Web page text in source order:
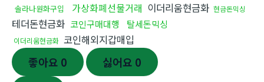
솔라나원화구입 가상화폐선물거래 이더리움현금화 현금돈믹싱
테더돈현금화 코인구매대행 탈세돈믹싱
이더리움현금화 코인해외지갑매입
좋아요 0 싫어요 0